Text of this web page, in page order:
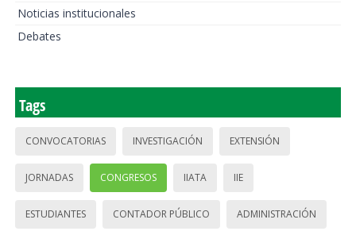
Noticias institucionales
Debates
Tags
CONVOCATORIAS INVESTIGACIÓN EXTENSIÓN
JORNADAS CONGRESOS IIATA IIE
ESTUDIANTES CONTADOR PÚBLICO ADMINISTRACIÓN